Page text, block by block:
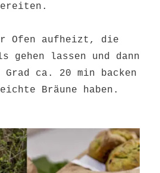
Ofen aufheizt, die
gehen lassen und dann
ca. 20 min backen
Bräune haben.